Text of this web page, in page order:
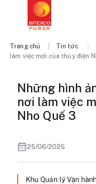
Trang chủ Tin tức
làm việc mới của thủy điện
Những hình ảnh đầu tiên “hé lộ”
nơi làm việc
Nho Quế 3
25/06/2025
Khu Quản lý Vận